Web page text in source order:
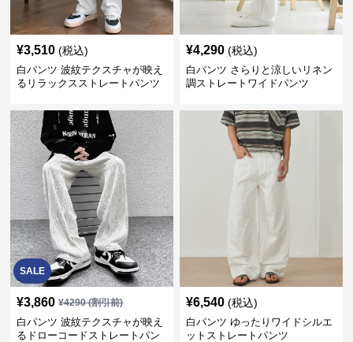
¥3,510 (税込)
白パンツ 波紋テクスチャが映え
るリラックスストレートパンツ
¥4,290 (税込)
白パンツ さらりと涼しいリネン
調ストレートワイドパンツ
SALE
¥3,860 ¥4290(割引前)
白パンツ 波紋テクスチャが映え
るドローコードストレートパン
¥6,540 (税込)
白パンツ ゆったりワイドシルエ
ットストレートパンツ